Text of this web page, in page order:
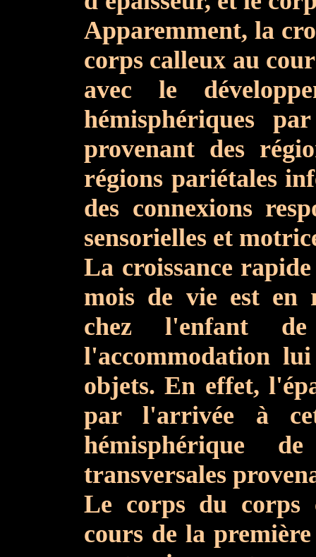
Apparemment, la
corps calleux au
avec le
hémisphériques
provenant des
régions pariétales
des connexions
sensorielles et
La croissance
mois de vie est en
chez l'enfant
l'accommodation
objets. En effet,
par l'arrivée à
hémisphérique
transversales
Le corps du corps
cours de la